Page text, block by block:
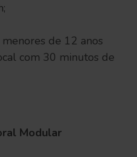
de 12 anos
com 30 minutos de
Modular